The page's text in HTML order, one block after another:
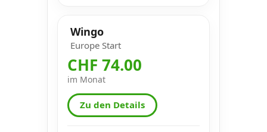
Wingo
Europe Start
CHF 74.00
im Monat
Zu den Details